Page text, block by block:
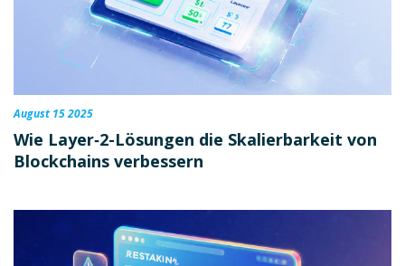
August 15 2025
Wie Layer‑2-Lösungen die Skalierbarkeit von
Blockchains verbessern